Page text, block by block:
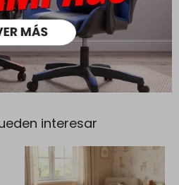
interesar